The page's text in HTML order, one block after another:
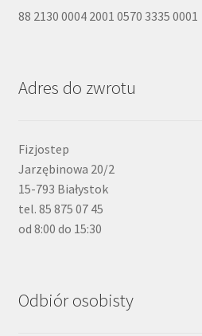
88 2130 0004 2001 0570 3335 0001
Adres do zwrotu
Fizjostep
Jarzębinowa 20/2
15-793 Białystok
tel. 85 875 07 45
od 8:00 do 15:30
Odbiór osobisty